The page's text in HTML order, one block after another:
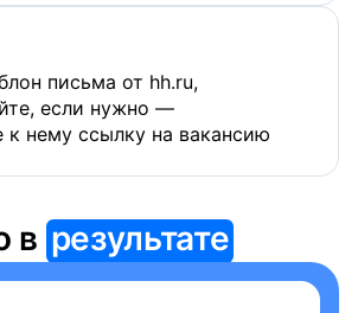
письма от hh.ru,
если нужно —
к нему ссылку на вакансию
в результате